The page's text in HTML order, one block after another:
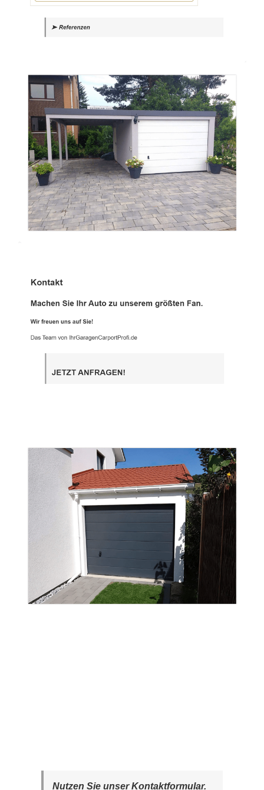
Nutzen Sie unser Kontaktformular.